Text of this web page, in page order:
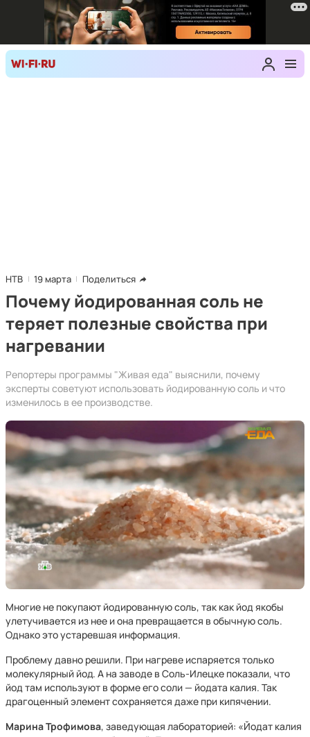
НТВ 19 марта Поделиться
Почему йодированная соль не
теряет полезные свойства при
нагревании
Репортеры программы "Живая еда" выяснили, почему
эксперты советуют использовать йодированную соль и что
изменилось в ее производстве.
Многие не покупают йодированную соль, так как йод якобы
улетучивается из нее и она превращается в обычную соль.
Однако это устаревшая информация.
Проблему давно решили. При нагреве испаряется только
молекулярный йод. А на заводе в Соль-Илецке показали, что
йод там используют в форме его соли — йодата калия. Так
драгоценный элемент сохраняется даже при кипячении.
Марина Трофимова, заведующая лабораторией: «Йодат калия